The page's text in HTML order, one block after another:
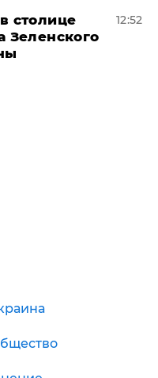
столице
Зеленского
12:52